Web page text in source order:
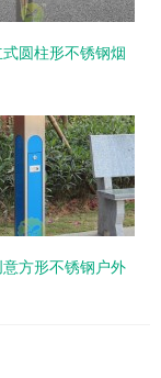
圆柱形不锈钢烟
方形不锈钢户外